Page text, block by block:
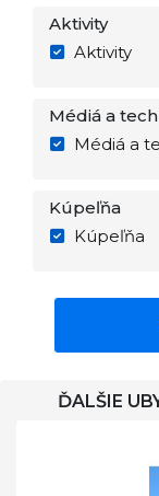
Aktivity
Aktivity
Médiá a
Médiá a
Kúpeľňa
Kúpeľňa
ĎALŠIE